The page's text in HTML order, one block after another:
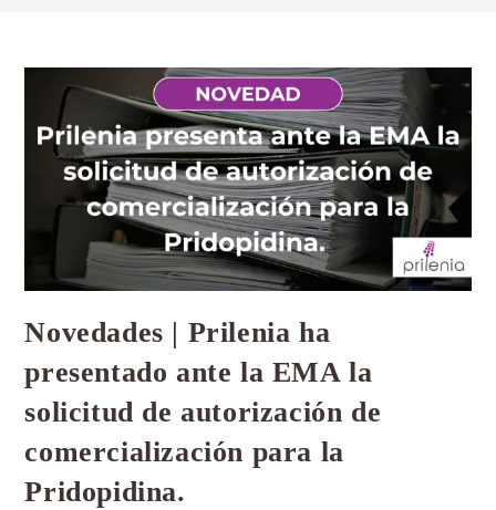
Novedades | Prilenia ha
presentado ante la EMA la
solicitud de autorización de
comercialización para la
Pridopidina.